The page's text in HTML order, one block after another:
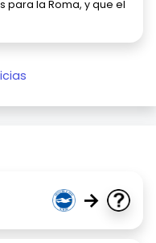
para la Roma, y que el
→